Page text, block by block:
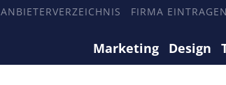
ANBIETERVERZEICHNIS FIRMA EINTRAGEN
Marketing Design